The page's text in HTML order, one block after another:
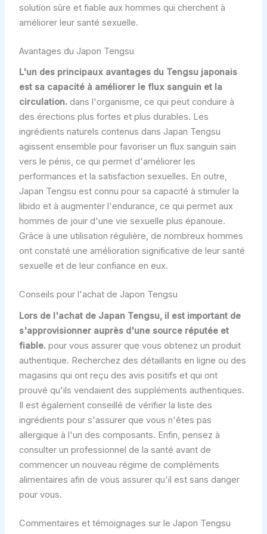
solution sûre et fiable aux hommes qui cherchent à
améliorer leur santé sexuelle.
Avantages du Japon Tengsu
L'un des principaux avantages du Tengsu japonais
est sa capacité à améliorer le flux sanguin et la
circulation. dans l'organisme, ce qui peut conduire à
des érections plus fortes et plus durables. Les
ingrédients naturels contenus dans Japan Tengsu
agissent ensemble pour favoriser un flux sanguin sain
vers le pénis, ce qui permet d'améliorer les
performances et la satisfaction sexuelles. En outre,
Japan Tengsu est connu pour sa capacité à stimuler la
libido et à augmenter l'endurance, ce qui permet aux
hommes de jouir d'une vie sexuelle plus épanouie.
Grâce à une utilisation régulière, de nombreux hommes
ont constaté une amélioration significative de leur santé
sexuelle et de leur confiance en eux.
Conseils pour l'achat de Japon Tengsu
Lors de l'achat de Japan Tengsu, il est important de
s'approvisionner auprès d'une source réputée et
fiable. pour vous assurer que vous obtenez un produit
authentique. Recherchez des détaillants en ligne ou des
magasins qui ont reçu des avis positifs et qui ont
prouvé qu'ils vendaient des suppléments authentiques.
Il est également conseillé de vérifier la liste des
ingrédients pour s'assurer que vous n'êtes pas
allergique à l'un des composants. Enfin, pensez à
consulter un professionnel de la santé avant de
commencer un nouveau régime de compléments
alimentaires afin de vous assurer qu'il est sans danger
pour vous.
Commentaires et témoignages sur le Japon Tengsu